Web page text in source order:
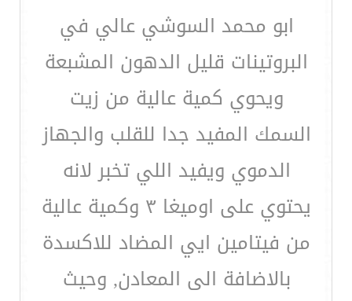
ابو محمد السوشي عالي في
البروتينات قليل الدهون المشبعة
ويحوي كمية عالية من زيت
السمك المفيد جدا للقلب والجهاز
الدموي ويفيد اللي تخبر لانه
يحتوي على اوميغا ٣ وكمية عالية
من فيتامين ايي المضاد للاكسدة
بالاضافة الى المعادن, وحيث